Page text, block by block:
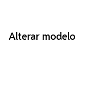
Alterar modelo